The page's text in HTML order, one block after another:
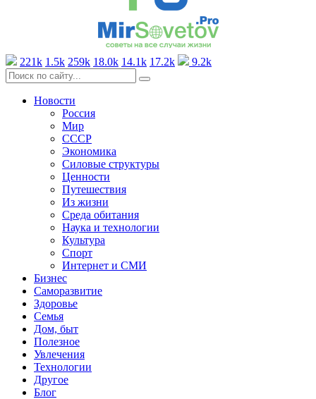
221k 1.5k 259k 18.0k 14.1k 17.2k 9.2k
Новости
Россия
Мир
СССР
Экономика
Силовые структуры
Ценности
Путешествия
Из жизни
Среда обитания
Наука и технологии
Культура
Спорт
Интернет и СМИ
Бизнес
Саморазвитие
Здоровье
Семья
Дом, быт
Полезное
Увлечения
Технологии
Другое
Блог